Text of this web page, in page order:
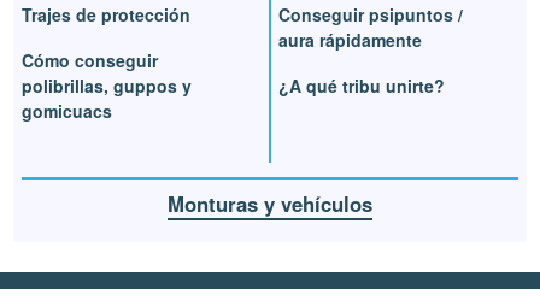
Trajes de protección
Cómo conseguir
polibrillas, guppos y
gomicuacs
Conseguir psipuntos /
aura rápidamente
¿A qué tribu unirte?
Monturas y vehículos